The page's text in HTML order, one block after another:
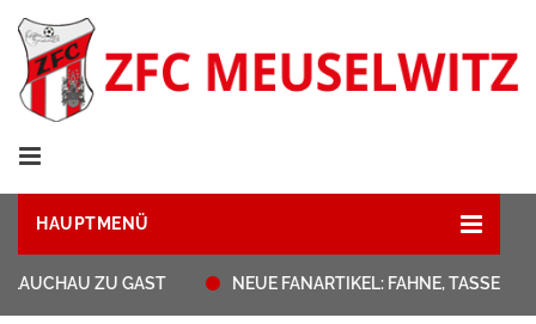
HAUPTMENÜ
ZU GAST NEUE FANARTIKEL: FAHNE, TASSEN,